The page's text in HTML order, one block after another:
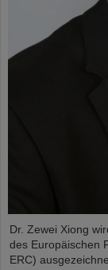
Dr. Zewei Xiong
des Europäischen
ERC)